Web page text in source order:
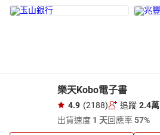
樂天Kobo電子書
4.9 (2188) 追蹤 2.4萬
出貨速度 1 天回應率57%